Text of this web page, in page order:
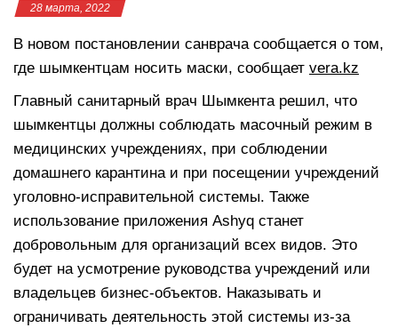
28 марта, 2022
В новом постановлении санврача сообщается о том,
где шымкентцам носить маски, сообщает vera.kz
Главный санитарный врач Шымкента решил, что
шымкентцы должны соблюдать масочный режим в
медицинских учреждениях, при соблюдении
домашнего карантина и при посещении учреждений
уголовно-исправительной системы. Также
использование приложения Ashyq станет
добровольным для организаций всех видов. Это
будет на усмотрение руководства учреждений или
владельцев бизнес-объектов. Наказывать и
ограничивать деятельность этой системы из-за